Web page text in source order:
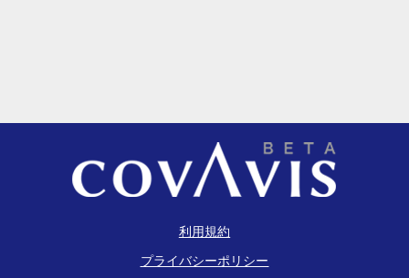
利用規約
プライバシーポリシー